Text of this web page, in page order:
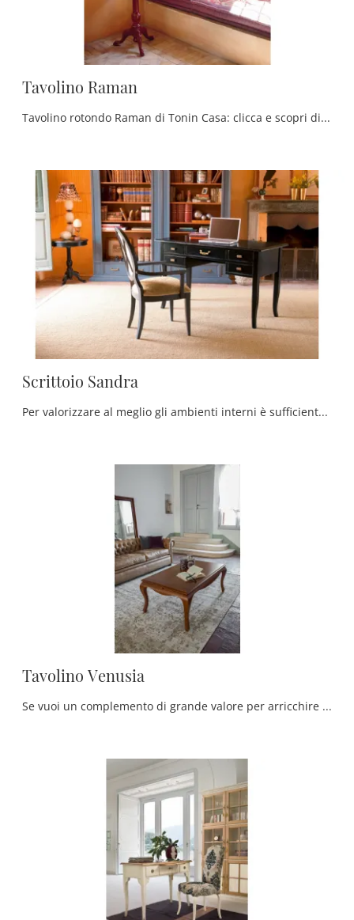
Tavolino Raman
Tavolino rotondo Raman di Tonin Casa: clicca e scopri di più sui Complementi e tavolini classici in legno del noto e rinomato brand!
Scrittoio Sandra
Per valorizzare al meglio gli ambienti interni è sufficiente un dettaglio da ottenere inserendo in mezzo al resto degli arredi alcuni Complementi di ...
Tavolino Venusia
Se vuoi un complemento di grande valore per arricchire i tuoi arredi, visitarci significherà visionare in prima persona le migliori proposte sul ...